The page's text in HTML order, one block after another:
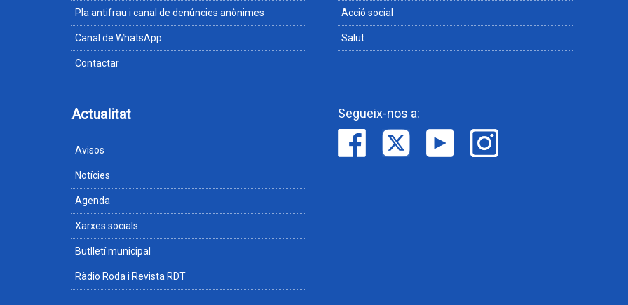
Pla antifrau i canal de denúncies anònimes
Canal de WhatsApp
Contactar
Acció social
Salut
Actualitat
Avisos
Notícies
Agenda
Xarxes socials
Butlletí municipal
Ràdio Roda i Revista RDT
Segueix-nos a: